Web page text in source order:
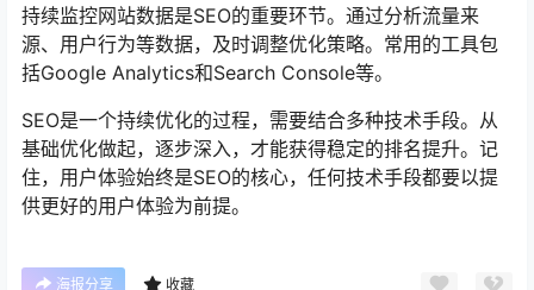
持续监控网站数据是SEO的重要环节。通过分析流量来
源、用户行为等数据，及时调整优化策略。常用的工具包
括Google Analytics和Search Console等。
SEO是一个持续优化的过程，需要结合多种技术手段。从
基础优化做起，逐步深入，才能获得稳定的排名提升。记
住，用户体验始终是SEO的核心，任何技术手段都要以提
供更好的用户体验为前提。
海报分享 收藏